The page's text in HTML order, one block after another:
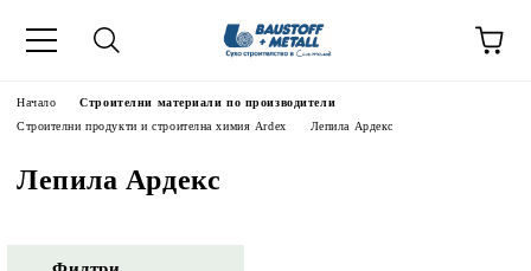
Начало
Строителни материали по производители
Строителни продукти и строителна химия Ardex
Лепила Ардекс
Лепила Ардекс